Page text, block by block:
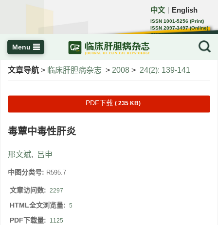
中文 English
ISSN 1001-5256 (Print)
ISSN 2097-3497 (Online)
CN 22-1108/R
Menu
文章导航 > 临床肝胆病杂志 > 2008 > 24(2): 139-141
PDF下载 ( 235 KB)
毒蕈中毒性肝炎
邢文斌, 吕申
中图分类号: R595.7
文章访问数: 2297
HTML全文浏览量: 5
PDF下载量: 1125